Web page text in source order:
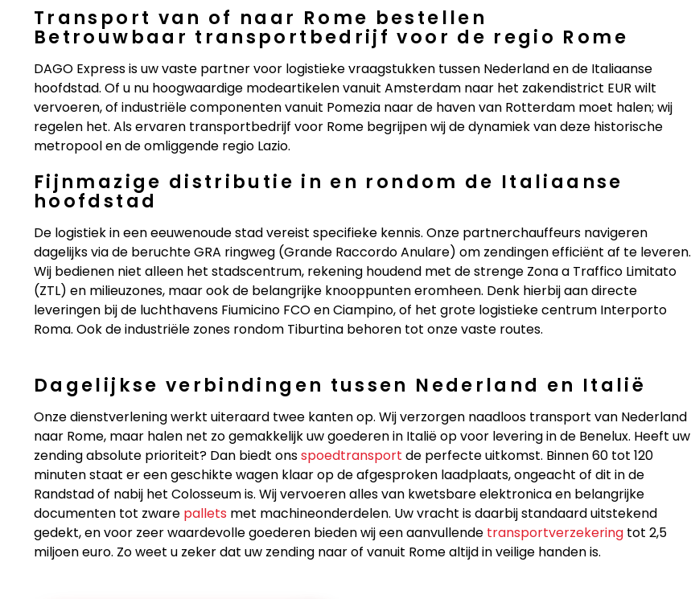
Transport van of naar Rome bestellen
Betrouwbaar transportbedrijf voor de regio Rome
DAGO Express is uw vaste partner voor logistieke vraagstukken tussen Nederland en de Italiaanse
hoofdstad. Of u nu hoogwaardige modeartikelen vanuit Amsterdam naar het zakendistrict EUR wilt
vervoeren, of industriële componenten vanuit Pomezia naar de haven van Rotterdam moet halen; wij
regelen het. Als ervaren transportbedrijf voor Rome begrijpen wij de dynamiek van deze historische
metropool en de omliggende regio Lazio.
Fijnmazige distributie in en rondom de Italiaanse
hoofdstad
De logistiek in een eeuwenoude stad vereist specifieke kennis. Onze partnerchauffeurs navigeren
dagelijks via de beruchte GRA ringweg (Grande Raccordo Anulare) om zendingen efficiënt af te leveren.
Wij bedienen niet alleen het stadscentrum, rekening houdend met de strenge Zona a Traffico Limitato
(ZTL) en milieuzones, maar ook de belangrijke knooppunten eromheen. Denk hierbij aan directe
leveringen bij de luchthavens Fiumicino FCO en Ciampino, of het grote logistieke centrum Interporto
Roma. Ook de industriële zones rondom Tiburtina behoren tot onze vaste routes.
Dagelijkse verbindingen tussen Nederland en Italië
Onze dienstverlening werkt uiteraard twee kanten op. Wij verzorgen naadloos transport van Nederland
naar Rome, maar halen net zo gemakkelijk uw goederen in Italië op voor levering in de Benelux. Heeft uw
zending absolute prioriteit? Dan biedt onsspoedtransport de perfecte uitkomst. Binnen 60 tot 120
minuten staat er een geschikte wagen klaar op de afgesproken laadplaats, ongeacht of dit in de
Randstad of nabij het Colosseum is. Wij vervoeren alles van kwetsbare elektronica en belangrijke
documenten tot zware pallets met machineonderdelen. Uw vracht is daarbij standaard uitstekend
gedekt, en voor zeer waardevolle goederen bieden wij een aanvullende transportverzekering tot 2,5
miljoen euro. Zo weet u zeker dat uw zending naar of vanuit Rome altijd in veilige handen is.